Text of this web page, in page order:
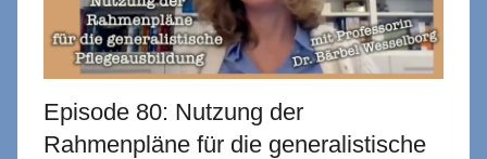
Episode 80: Nutzung der
Rahmenpläne für die generalistische